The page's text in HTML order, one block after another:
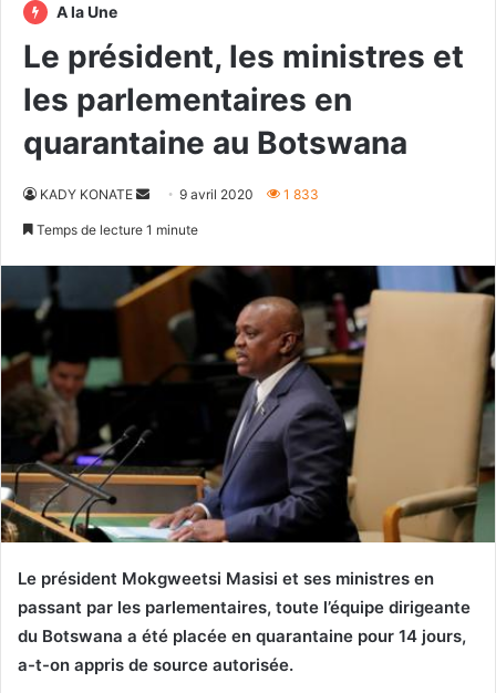
A la Une
Le président, les ministres et
les parlementaires en
quarantaine au Botswana
KADY KONATE
Envoyer9 avril 2020 1 833
Temps de lecture 1 minute
Le président Mokgweetsi Masisi et ses ministres en
passant par les parlementaires, toute l’équipe dirigeante
du Botswana a été placée en quarantaine pour 14 jours,
a-t-on appris de source autorisée.